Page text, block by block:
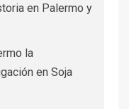
en Palermo y
la
en Soja